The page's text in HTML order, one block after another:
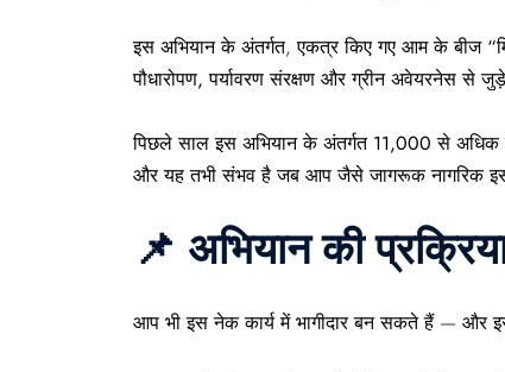
इस अभियान के अंतर्गत, एकत्र किए गए आम के बीज
पौधारोपण, पर्यावरण संरक्षण औरग्रीन अवेयरनेससे जुड़े
पिछले सालइस अभियान के अंतर्गत 11,000 से अधिक
और यह तभी संभव है जब आप जैसे जागरूक नागरिक
📌 अभियान की
आप भी इस नेक कार्य में भागीदार बन सकते हैं —